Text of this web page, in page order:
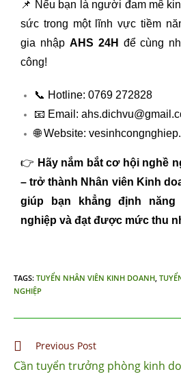
📌 Nếu bạn là người đam mê
sức trong một lĩnh vực tiềm
gia nhập AHS 24H để cùng
công!
📞 Hotline: 0769 272828
📧 Email:
🌐 Website:
👉 Hãy nắm bắt cơ hội nghề
– trở thành Nhân viên Kinh
giúp bạn khẳng định
nghiệp và đạt được mức thu
TAGS: TUYỂN NHÂN VIÊN KINH DOANH
NGHIỆP
Previous Post
Cần tuyển trưởng phòng kinh